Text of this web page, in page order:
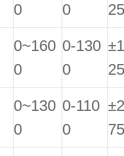
0 0
0~160
0
0-130
0
0~130
0
0-110
0